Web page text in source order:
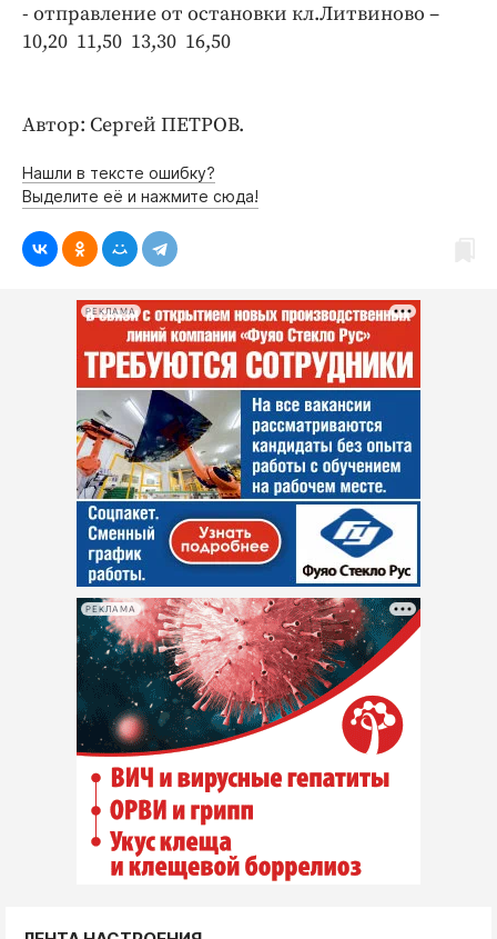
Бренд года
Работодатель года
- отправление от остановки кл.Литвиново –
10,20 11,50 13,30 16,50
Автор: Сергей ПЕТРОВ.
Нашли в тексте ошибку?
Выделите её и нажмите сюда!
РЕКЛАМА
РЕКЛАМА